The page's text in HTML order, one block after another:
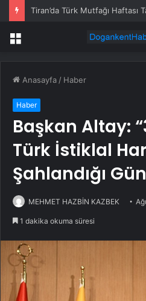
Tiran’da Türk Mutfağı Haftası
Menü
Anasayfa / Haber
Haber
Başkan Altay:
Türk İstiklal
Şahlandığı
MEHMET HAZBİN KAZBEK
1 dakika okuma süresi